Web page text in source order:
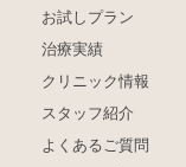
お試しプラン
治療実績
クリニック情報
スタッフ紹介
よくあるご質問